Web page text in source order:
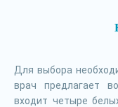
Для выбора
врач предлагает
входит четыре